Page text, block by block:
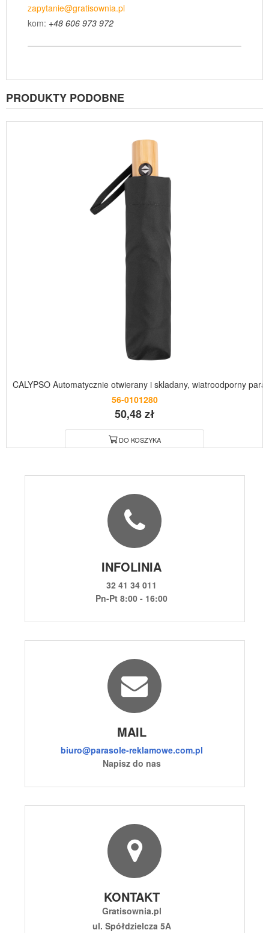
zapytanie@gratisownia.pl
kom: +48 606 973 972
PRODUKTY PODOBNE
CALYPSO Automatycznie otwierany i skladany, wiatroodporny
56-0101280
50,48 zł
DO KOSZYKA
INFOLINIA
32 41 34 011
Pn-Pt 8:00 - 16:00
MAIL
biuro@parasole-reklamowe.com.pl
Napisz do nas
KONTAKT
Gratisownia.pl
ul. Spółdzielcza 5A